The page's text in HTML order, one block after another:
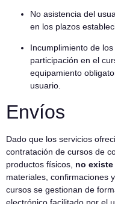
No asistencia del
en los plazos
Incumplimiento de
participación en el
equipamiento
usuario.
Envíos
Dado que los servicios
contratación de cursos de
productos físicos, no
materiales, confirmaciones
cursos se gestionan de